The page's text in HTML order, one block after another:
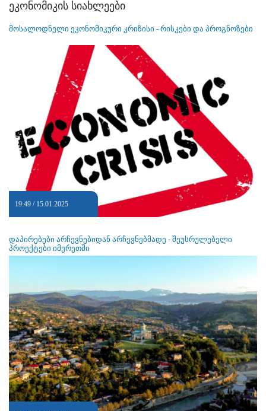
ეკონომიკის სიახლეები
მოსალოდნელი ეკონომიკური კრიზისი - რისკები და პროგნოზები
19:49 / 15.01.2025
დაპირებები არჩევნებიდან არჩევნებმადე - შეუსრულებელი
პროექტები იმერეთში